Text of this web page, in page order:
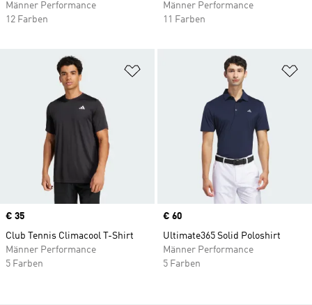
Männer Performance
12 Farben
Männer Performance
11 Farben
Zur Wunschliste hinzufügen
Price
€ 35
Club Tennis Climacool T-Shirt
Männer Performance
5 Farben
Price
€ 60
Ultimate365 Solid Poloshirt
Männer Performance
5 Farben